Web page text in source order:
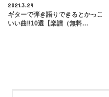
2021.3.29
ギターで弾き語りできるとかっこ
いい曲‼︎10選【楽譜（無料…